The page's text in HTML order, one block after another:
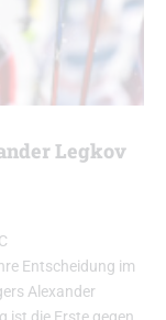
Legkov
Entscheidung im
Alexander